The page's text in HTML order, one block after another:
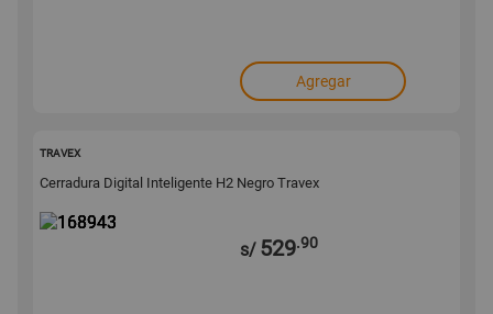
Agregar
TRAVEX
Cerradura Digital Inteligente H2 Negro Travex
s/ 529.90